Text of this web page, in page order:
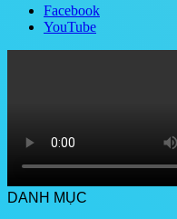
Facebook
YouTube
DANH MỤC